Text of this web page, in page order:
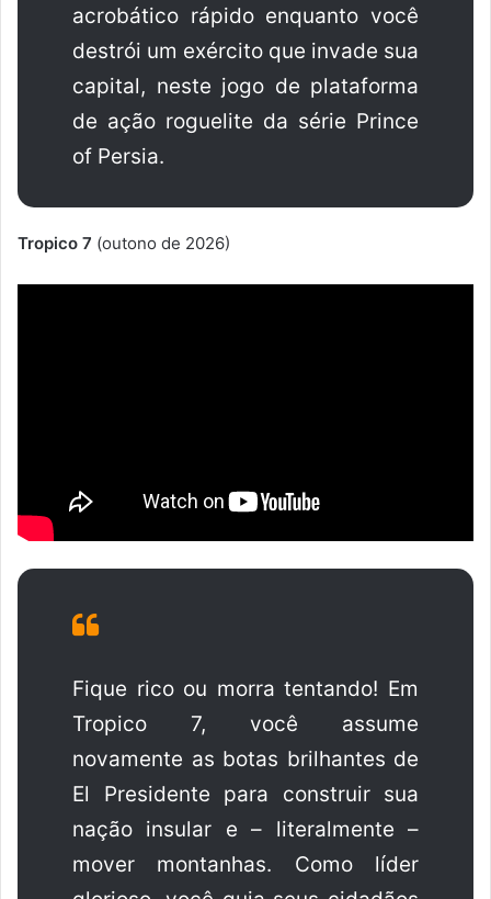
acrobático rápido enquanto você
destrói um exército que invade sua
capital, neste jogo de plataforma
de ação roguelite da série Prince
of Persia.
Tropico 7 (outono de 2026)
Fique rico ou morra tentando! Em
Tropico 7, você assume
novamente as botas brilhantes de
El Presidente para construir sua
nação insular e – literalmente –
mover montanhas. Como líder